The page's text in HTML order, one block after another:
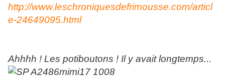
http://www.leschroniquesdefrimousse.com/articl
e-24649095.html
Ahhhh ! Les potiboutons ! Il y avait longtemps...